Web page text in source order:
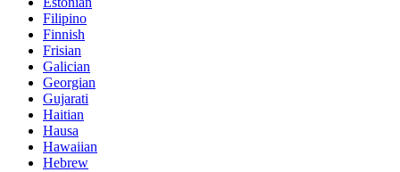
Filipino
Finnish
Frisian
Galician
Georgian
Gujarati
Haitian
Hausa
Hawaiian
Hebrew